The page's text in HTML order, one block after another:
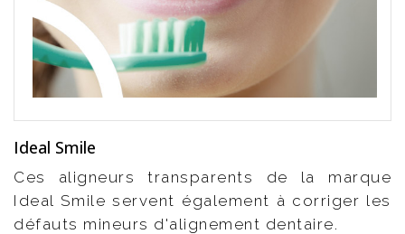
Ideal Smile
Ces aligneurs transparents de la marque
Ideal Smile servent également à corriger les
défauts mineurs d'alignement dentaire.